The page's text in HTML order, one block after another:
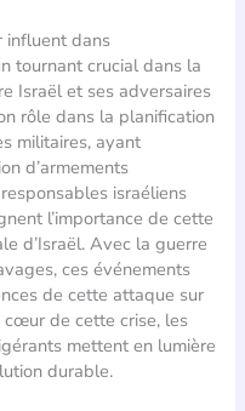
influent dans
tournant crucial dans la
Israël et ses adversaires
rôle dans la planification
militaires, ayant
d’armements
israéliens
l’importance de cette
d’Israël. Avec la guerre
ces événements
de cette attaque sur
de cette crise, les
mettent en lumière
durable.